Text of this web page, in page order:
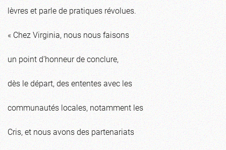
lèvres et parle de pratiques révolues.
« Chez Virginia, nous nous faisons
un point d’honneur de conclure,
dès le départ, des ententes avec les
communautés locales, notamment les
Cris, et nous avons des partenariats